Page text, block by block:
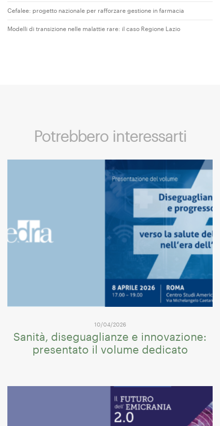
Cefalee: progetto nazionale per rafforzare gestione in farmacia
Modelli di transizione nelle malattie rare: il caso Regione Lazio
Potrebbero interessarti
10/04/2026
Sanità, diseguaglianze e innovazione:
presentato il volume dedicato